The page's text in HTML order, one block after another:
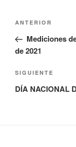
Navegación
entradas
Entrada
anterior:
ANTERIOR
Mediciones
de 2021
Siguiente
entrada
SIGUIENTE
DÍA NACIONAL